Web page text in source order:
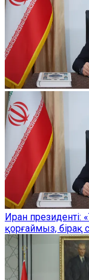
Иран президенті:
қорғаймыз, бірақ